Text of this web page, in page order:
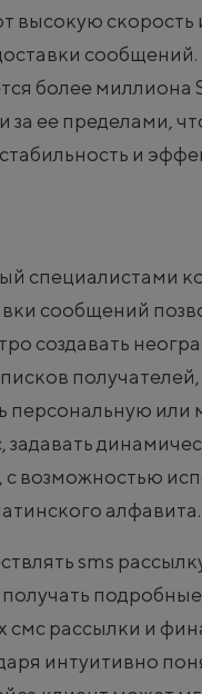
высокую скорость
более миллиона
за ее пределами,
и
специалистами
сообщений
создавать
получателей,
персональную или
задавать
с возможностью
алфавита.
sms
смс рассылки и
интуитивно